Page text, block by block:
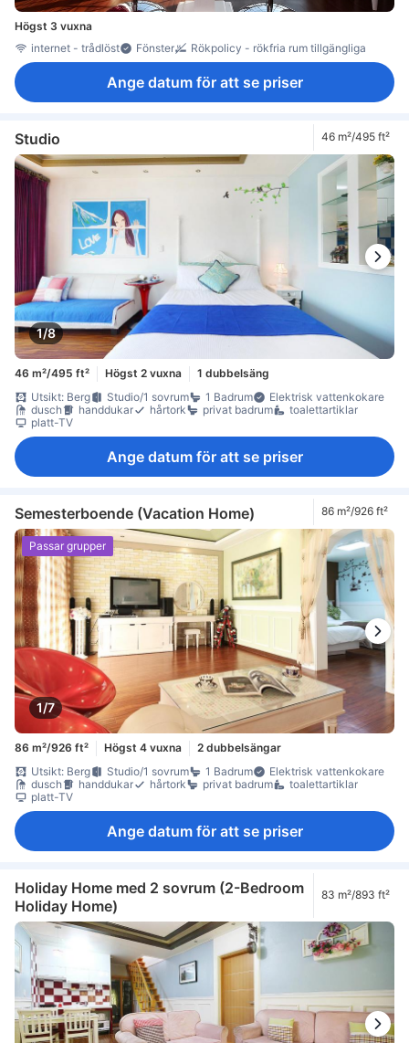
Högst 3 vuxna
internet - trådlöst
Fönster Rökpolicy - rökfria rum tillgängliga
Ange datum för att se priser
Studio 46 m²/495 ft²
1/8
46 m²/495 ft² Högst 2 vuxna
1 dubbelsäng
Utsikt: Berg
Studio/1 sovrum 1 Badrum
Elektrisk vattenkokare
dusch
handdukar hårtork privat badrum
toalettartiklar
platt-TV
Ange datum för att se priser
Semesterboende (Vacation Home) 86 m²/926 ft²
1/7
Passar grupper
86 m²/926 ft² Högst 4 vuxna
2 dubbelsängar
Utsikt: Berg
Studio/1 sovrum 1 Badrum
Elektrisk vattenkokare
dusch
handdukar hårtork privat badrum
toalettartiklar
platt-TV
Ange datum för att se priser
Holiday Home med 2 sovrum (2-Bedroom
Holiday Home)
83 m²/893 ft²